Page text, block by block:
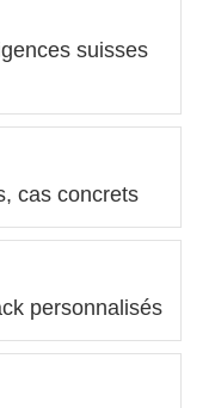
suisses
cas concrets
personnalisés